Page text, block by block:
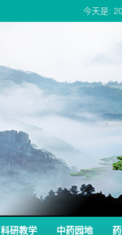
今天是:
科研教学 中药园地